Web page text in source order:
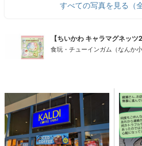
すべての写真を見る（
【ちいかわ キャラマグネッツ
食玩・チューインガム（なんか